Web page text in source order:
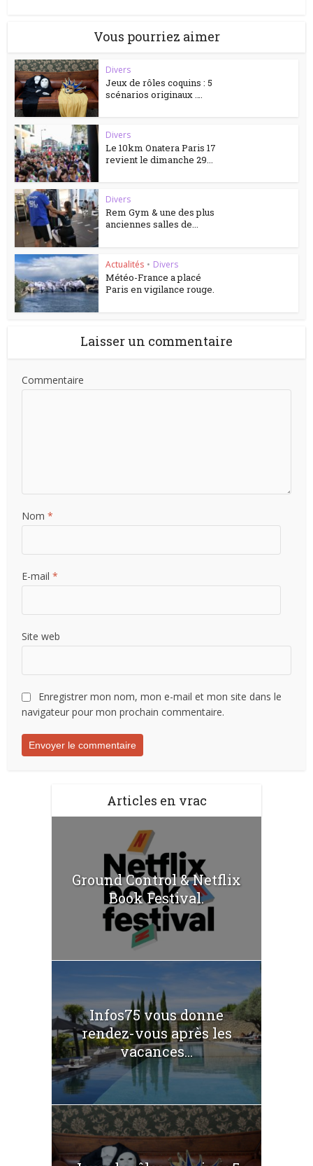
Vous pourriez aimer
Divers
Jeux de rôles coquins : 5
scénarios originaux ….
Divers
Le 10km Onatera Paris 17
revient le dimanche 29...
Divers
Rem Gym & une des plus
anciennes salles de...
Actualités • Divers
Météo-France a placé
Paris en vigilance rouge.
Laisser un commentaire
Commentaire
Nom*
E-mail*
Site web
Enregistrer mon nom, mon e-mail et mon site dans le
navigateur pour mon prochain commentaire.
Articles en vrac
Ground Control & Netflix
Book Festival.
Infos75 vous donne
rendez-vous après les
vacances...